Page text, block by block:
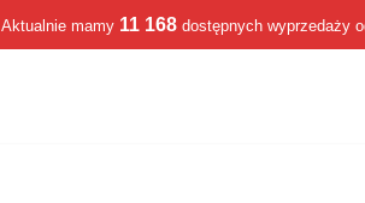
Aktualnie mamy 11 168 dostępnych wyprzedaży